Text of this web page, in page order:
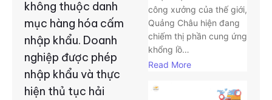
không thuộc danh
mục hàng hóa cấm
nhập khẩu. Doanh
nghiệp được phép
nhập khẩu và thực
hiện thủ tục hải
công xưởng của thế giới,
Quảng Châu hiện đang
chiếm thị phần cung ứng
khổng lồ…
Read More